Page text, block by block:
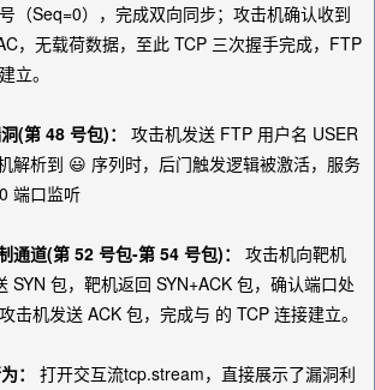
（Seq=0），完成双向同步；攻击机确认收到
，无载荷数据，至此 TCP 三次握手完成，FTP
立。
(第 48 号包)：
攻击机发送 FTP 用户名 USER
解析到 😃 序列时，后门触发逻辑被激活，服务
端口监听
通道(第 52 号包-第 54 号包)：
攻击机向靶机
SYN 包，靶机返回 SYN+ACK 包，确认端口处
击机发送 ACK 包，完成与 的 TCP 连接建立。
： 打开交互流tcp.stream，直接展示了漏洞利